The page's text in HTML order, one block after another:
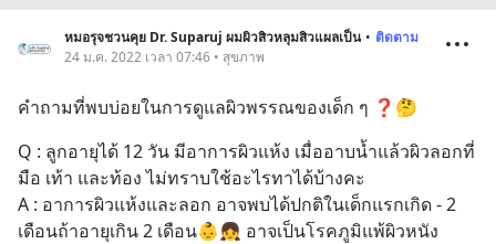
หมอรุจชวนคุย Dr. Suparuj ผมผิวสิวหลุมสิวแผลเป็น • ติดตาม
24 ม.ค. 2022 เวลา 07:46 • สุขภาพ
คำถามที่พบบ่อยในการดูแลผิวพรรณของเด็ก ๆ ❓🤔
Q : ลูกอายุได้ 12 วัน มีอาการผิวแห้ง เมื่ออาบน้ำแล้วผิวลอกที่
มือ เท้า และท้อง ไม่ทราบใช้อะไรทาได้บ้างคะ
A : อาการผิวแห้งและลอก อาจพบได้ปกติในเด็กแรกเกิด - 2
เดือนถ้าอายุเกิน 2 เดือน👶👧 อาจเป็นโรคภูมิแพ้ผิวหนัง